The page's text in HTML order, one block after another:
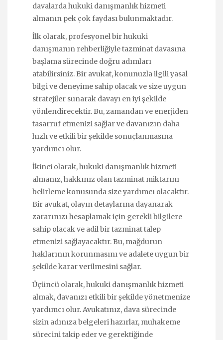
davalarda hukuki danışmanlık hizmeti
almanın pek çok faydası bulunmaktadır.
İlk olarak, profesyonel bir hukuki
danışmanın rehberliğiyle tazminat davasına
başlama sürecinde doğru adımları
atabilirsiniz. Bir avukat, konunuzla ilgili yasal
bilgi ve deneyime sahip olacak ve size uygun
stratejiler sunarak davayı en iyi şekilde
yönlendirecektir. Bu, zamandan ve enerjiden
tasarruf etmenizi sağlar ve davanızın daha
hızlı ve etkili bir şekilde sonuçlanmasına
yardımcı olur.
İkinci olarak, hukuki danışmanlık hizmeti
almanız, hakkınız olan tazminat miktarını
belirleme konusunda size yardımcı olacaktır.
Bir avukat, olayın detaylarına dayanarak
zararınızı hesaplamak için gerekli bilgilere
sahip olacak ve adil bir tazminat talep
etmenizi sağlayacaktır. Bu, mağdurun
haklarının korunmasını ve adalete uygun bir
şekilde karar verilmesini sağlar.
Üçüncü olarak, hukuki danışmanlık hizmeti
almak, davanızı etkili bir şekilde yönetmenize
yardımcı olur. Avukatınız, dava sürecinde
sizin adınıza belgeleri hazırlar, muhakeme
sürecini takip eder ve gerektiğinde